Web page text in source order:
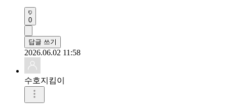
0
답글 쓰기
2026.06.02 11:58
수호지킴이